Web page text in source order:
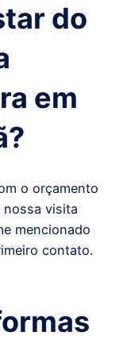
do
em
?
o orçamento
visita
mencionado
contato.